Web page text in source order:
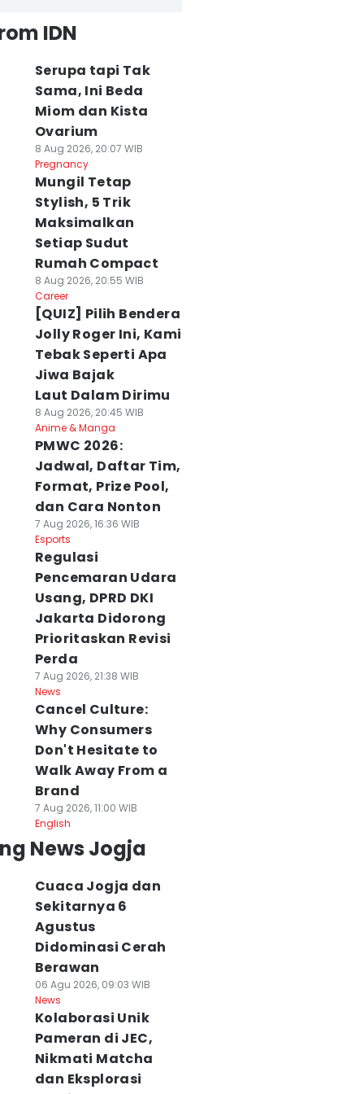
IDN
Serupa tapi Tak
Sama, Ini Beda
Miom dan Kista
Ovarium
8 Aug 2026, 20:07 WIB
Pregnancy
Mungil Tetap
Stylish, 5 Trik
Maksimalkan
Setiap Sudut
Rumah Compact
8 Aug 2026, 20:55 WIB
Career
[QUIZ] Pilih Bendera
Jolly Roger Ini, Kami
Tebak Seperti Apa
Jiwa Bajak
Laut Dalam Dirimu
8 Aug 2026, 20:45 WIB
Anime & Manga
PMWC 2026:
Jadwal, Daftar Tim,
Format, Prize Pool,
dan Cara Nonton
7 Aug 2026, 16:36 WIB
Esports
Regulasi
Pencemaran Udara
Usang, DPRD DKI
Jakarta Didorong
Prioritaskan Revisi
Perda
7 Aug 2026, 21:38 WIB
News
Cancel Culture:
Why Consumers
Don't Hesitate to
Walk Away From a
Brand
7 Aug 2026, 11:00 WIB
English
News Jogja
Cuaca Jogja dan
Sekitarnya 6
Agustus
Didominasi Cerah
Berawan
06 Agu 2026, 09:03 WIB
News
Kolaborasi Unik
Pameran di JEC,
Nikmati Matcha
dan Eksplorasi